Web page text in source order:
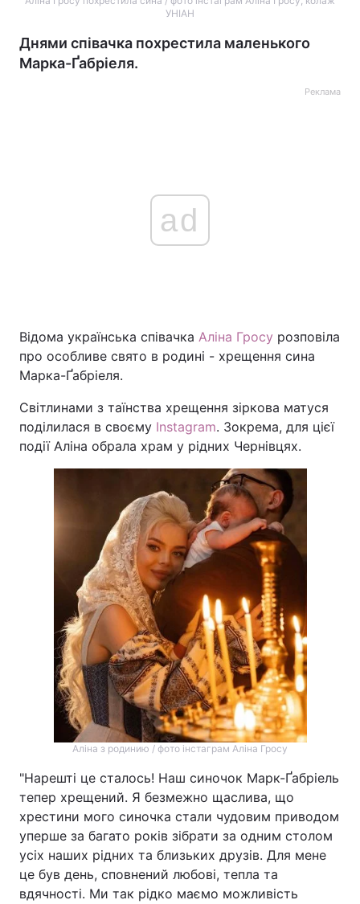
УНІАН
Днями співачка похрестила маленького
Марка-Ґабріеля.
Реклама
ad
Відома українська співачка Аліна Гросу розповіла
про особливе свято в родині - хрещення сина
Марка-Ґабріеля.
Світлинами з таїнства хрещення зіркова матуся
поділилася в своєму Instagram. Зокрема, для цієї
події Аліна обрала храм у рідних Чернівцях.
Аліна з родинию / фото інстаграм Аліна Гросу
"Нарешті це сталось! Наш синочок Марк-Ґабріель
тепер хрещений. Я безмежно щаслива, що
хрестини мого синочка стали чудовим приводом
уперше за багато років зібрати за одним столом
усіх наших рідних та близьких друзів. Для мене
це був день, сповнений любові, тепла та
вдячності. Ми так рідко маємо можливість